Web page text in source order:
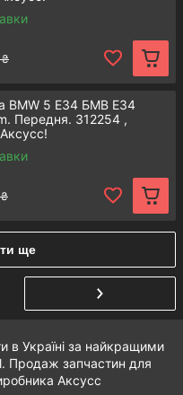
спосіб
Приватбанку та
готівкою при
до авто БМВ,
а в Одесі
₴
BMW 5 E34 БМВ Е34
Передня. 312254 ,
ще
в Україні за найкращими
Продаж запчастин для
Аксусс